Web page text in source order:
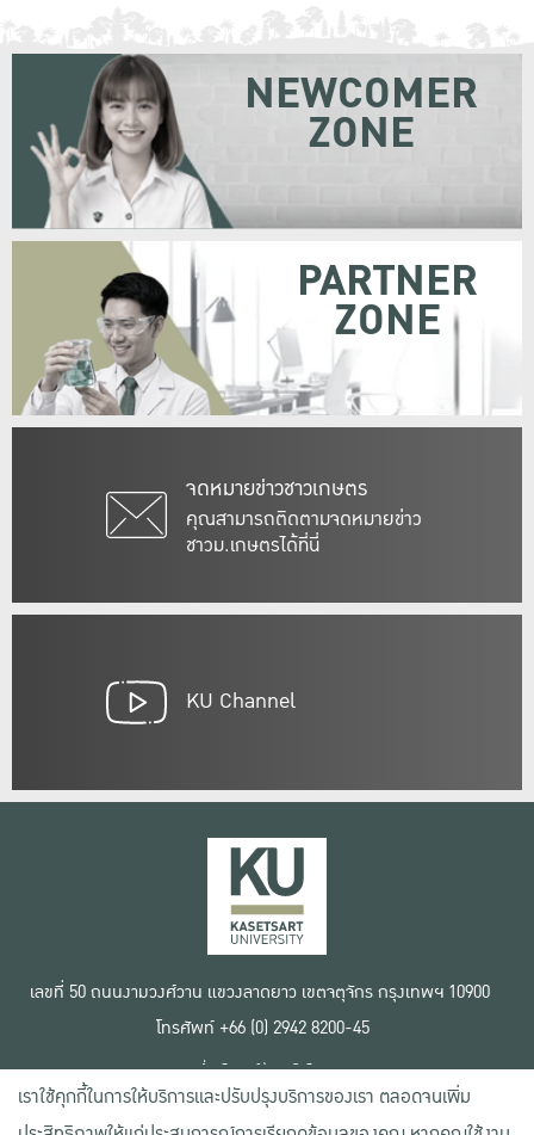
จดหมายข่าวชาวเกษตร
คุณสามารถติดตามจดหมายข่าว
ชาวม.เกษตรได้ที่นี่
NEWCOMER
ZONE
PARTNER
ZONE
KU Channel
เลขที่ 50 ถนนงามวงศ์วาน แขวงลาดยาว เขตจตุจักร กรุงเทพฯ 10900
โทรศัพท์ +66 (0) 2942 8200-45
เงื่อนไขการใช้งานเว็บไซต์
ข้อตกลงด้านสิทธิ์ใช้งาน
นโยบายความเป็นส่วนตัว
เราใช้คุกกี้ในการให้บริการและปรับปรุงบริการของเรา ตลอดจนเพิ่ม